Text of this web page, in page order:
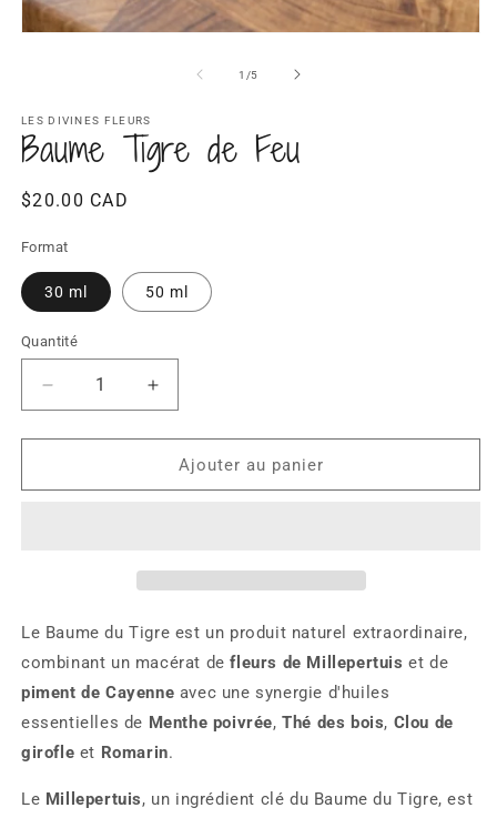
une
fenêtre
modale
1 /de
5
LES DIVINES FLEURS
Baume Tigre de Feu
Prix
$20.00 CAD
Format
30 ml 50 ml
Quantité
Quantité
Réduire
la
quantité
Baume
Augmenter
la
quantité
Baume
Ajouter au panier
Le Baume du Tigre est un produit naturel extraordinaire,
combinant un macérat defleurs de Millepertuis et de
piment de Cayenne avec une synergie d'huiles
essentielles de Menthe poivrée,Thé des bois, Clou de
girofle et Romarin.
Le Millepertuis, un ingrédient clé du Baume du Tigre, est